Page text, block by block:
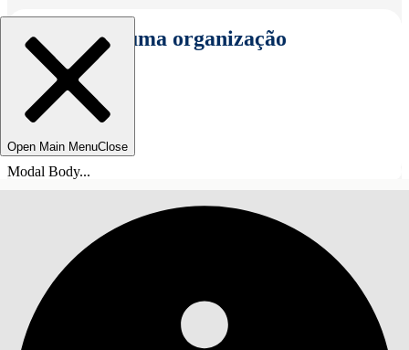
Selecionar uma organização
Open Main MenuClose
Modal Body...